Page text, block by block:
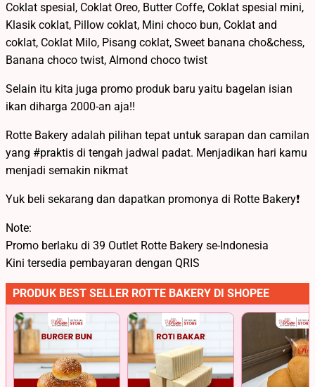
Coklat spesial, Coklat Oreo, Butter Coffe, Coklat spesial mini,
Klasik coklat, Pillow coklat, Mini choco bun, Coklat and
coklat, Coklat Milo, Pisang coklat, Sweet banana cho&chess,
Banana choco twist, Almond choco twist
Selain itu kita juga promo produk baru yaitu bagelan isian
ikan diharga 2000-an aja!!
Rotte Bakery adalah pilihan tepat untuk sarapan dan camilan
yang #praktis di tengah jadwal padat. Menjadikan hari kamu
menjadi semakin nikmat
Yuk beli sekarang dan dapatkan promonya di Rotte Bakery❗
Note:
Promo berlaku di 39 Outlet Rotte Bakery se-Indonesia
Kini tersedia pembayaran dengan QRIS
PRODUK BEST SELLER ROTTE BAKERY DI SHOPEE